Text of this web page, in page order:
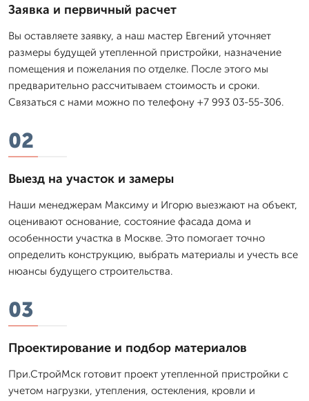
Заявка и первичный расчет
Вы оставляете заявку, а наш мастер Евгений уточняет
размеры будущей утепленной пристройки, назначение
помещения и пожелания по отделке. После этого мы
предварительно рассчитываем стоимость и сроки.
Связаться с нами можно по телефону +7 993 03-55-306.
02
Выезд на участок и замеры
Наши менеджерам Максиму и Игорю выезжают на объект,
оценивают основание, состояние фасада дома и
особенности участка в Москве. Это помогает точно
определить конструкцию, выбрать материалы и учесть все
нюансы будущего строительства.
03
Проектирование и подбор материалов
При.СтройМск готовит проект утепленной пристройки с
учетом нагрузки, утепления, остекления, кровли и